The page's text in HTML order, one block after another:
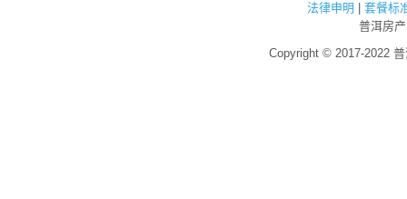
法律申明
套餐标
普洱房
Copyright © 2017-2022